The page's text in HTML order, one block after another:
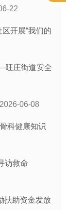
22
开展“我们的
旺庄街道安全
2026-06-08
科健康知识
访救命
扶助资金发放